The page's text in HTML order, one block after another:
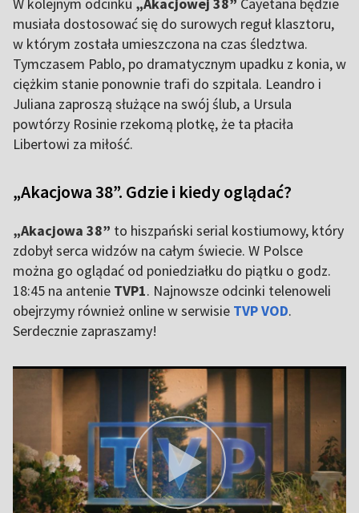
W kolejnym odcinku „Akacjowej 38” Cayetana będzie
musiała dostosować się do surowych reguł klasztoru,
w którym została umieszczona na czas śledztwa.
Tymczasem Pablo, po dramatycznym upadku z konia, w
ciężkim stanie ponownie trafi do szpitala. Leandro i
Juliana zaproszą służące na swój ślub, a Ursula
powtórzy Rosinie rzekomą plotkę, że ta płaciła
Libertowi za miłość.
„Akacjowa 38”. Gdzie i kiedy oglądać?
„Akacjowa 38” to hiszpański serial kostiumowy, który
zdobył serca widzów na całym świecie. W Polsce
można go oglądać od poniedziałku do piątku o godz.
18:45 na antenie TVP1. Najnowsze odcinki telenoweli
obejrzymy również online w serwisie TVP VOD.
Serdecznie zapraszamy!